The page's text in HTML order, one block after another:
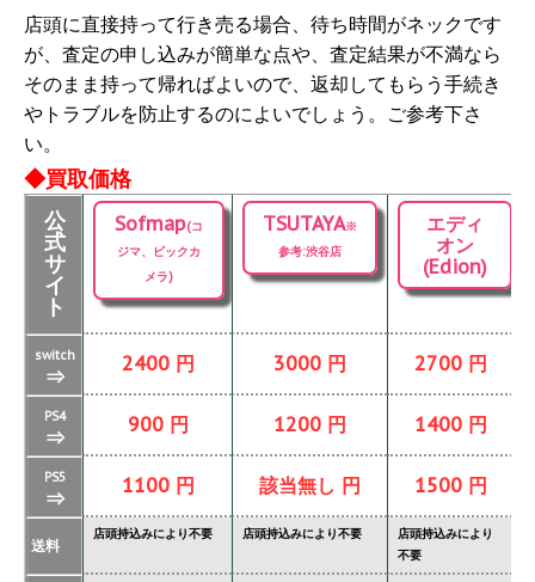
店頭に直接持って行き売る場合、待ち時間がネックです
が、査定の申し込みが簡単な点や、査定結果が不満なら
そのまま持って帰ればよいので、返却してもらう手続き
やトラブルを防止するのによいでしょう。ご参考下さ
い。
◆買取価格
公
式
サ
イ
ト
Sofmap(コ
ジマ、ビックカ
メラ)
TSUTAYA※
参考:渋谷店
エディ
オン
(Edion)
switch
⇒ 2400 円 3000 円 2700 円
PS4
⇒ 900 円 1200 円 1400 円
PS5
⇒ 1100 円 該当無し 円 1500 円
送料
店頭持込みにより不要 店頭持込みにより不要
店頭持込みにより
不要